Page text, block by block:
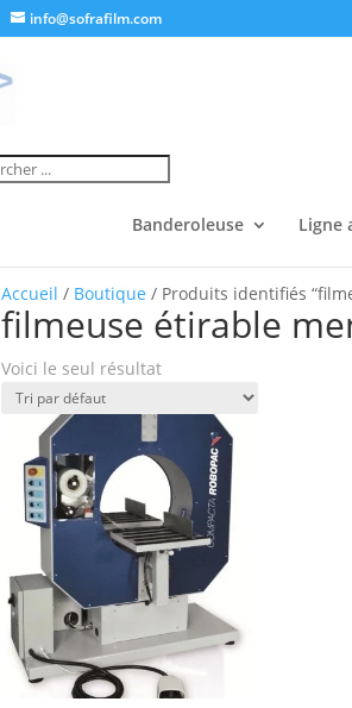
info@sofrafilm.com
Banderoleuse
Ligne
Accueil / Boutique / Produits identifiés
filmeuse étirable
Voici le seul résultat